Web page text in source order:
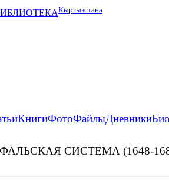
Кыргызстана
КнигиФотоФайлыДневники
СИСТЕМА (1648-